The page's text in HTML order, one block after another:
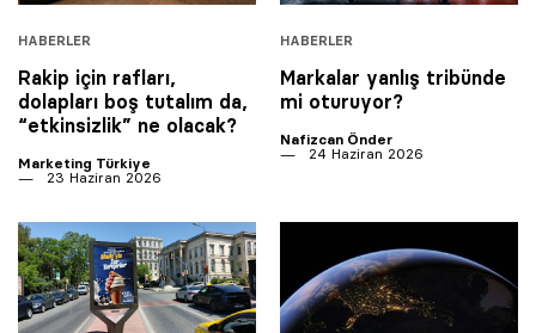
HABERLER
Rakip için rafları,
dolapları boş tutalım da,
“etkinsizlik” ne olacak?
Marketing Türkiye
23 Haziran 2026
HABERLER
Markalar yanlış tribünde
mi oturuyor?
Nafizcan Önder
24 Haziran 2026